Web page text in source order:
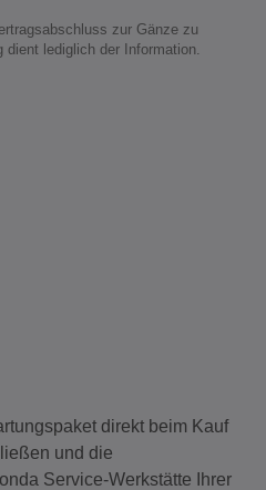
zur Gänze zu
dient lediglich der Information.
direkt beim Kauf
und die
Service-Werkstätte Ihrer